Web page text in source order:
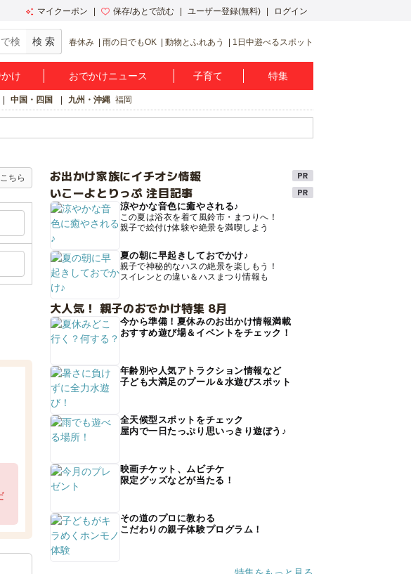
マイクーポン 保存/あとで読む ユーザー登録(無料) ログイン
春休み 雨の日でもOK 動物とふれあう 1日中遊べるスポット
け おでかけニュース 子育て 特集
中国・四国 九州・沖縄 福岡
ちら
お出かけ家族にイチオシ情報
いこーよとりっぷ 注目記事
涼やかな音色に癒やされる♪
この夏は浴衣を着て風鈴市・まつりへ！
親子で絵付け体験や絶景を満喫しよう
夏の朝に早起きしておでかけ♪
親子で神秘的なハスの絶景を楽しもう！
スイレンとの違い＆ハスまつり情報も
大人気！ 親子のおでかけ特集 8月
今から準備！夏休みのお出かけ情報満載
おすすめ遊び場＆イベントをチェック！
年齢別や人気アトラクション情報など
子ども大満足のプール＆水遊びスポット
全天候型スポットをチェック
屋内で一日たっぷり思いっきり遊ぼう♪
映画チケット、ムビチケ
限定グッズなどが当たる！
その道のプロに教わる
こだわりの親子体験プログラム！